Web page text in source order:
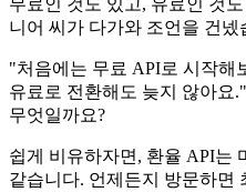
무료인 것도 있고, 유료인 것
니어 씨가 다가와 조언을 건넸
"처음에는 무료 API로 시작해
유료로 전환해도 늦지 않아요
무엇일까요?
쉽게 비유하자면, 환율 API는
같습니다. 언제든지 방문하면